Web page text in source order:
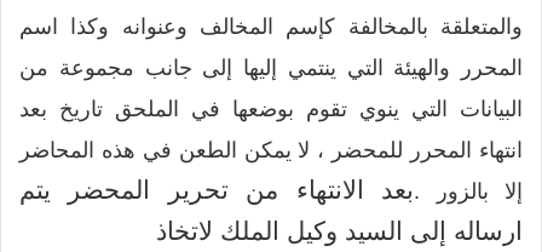
والمتعلقة بالمخالفة كإسم المخالف وعنوانه وكذا اسم
المحرر والهيئة التي ينتمي إليها إلى جانب مجموعة من
البيانات التي ينوي تقوم بوضعها في الملحق تاريخ بعد
انتهاء المحرر للمحضر ، لا يمكن الطعن في هذه المحاضر
إلا بالزور .بعد الانتهاء من تحرير المحضر يتم
ارساله إلى السيد وكيل الملك لاتخاذ